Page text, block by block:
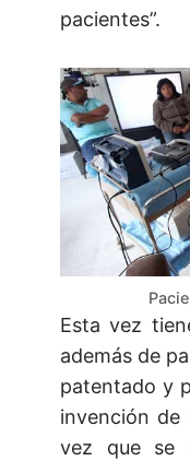
pacientes”.
Esta vez
además de
patentado y
invención de
vez que se